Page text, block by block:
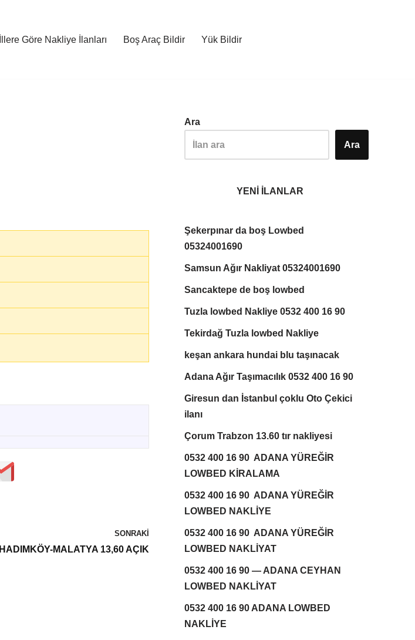
İllere Göre Nakliye İlanları Boş Araç Bildir Yük Bildir
SONRAKI
HADIMKÖY-MALATYA 13,60 AÇIK
Ara
Ara
YENİ İLANLAR
Şekerpınar da boş Lowbed
05324001690
Samsun Ağır Nakliyat 05324001690
Sancaktepe de boş lowbed
Tuzla lowbed Nakliye 0532 400 16 90
Tekirdağ Tuzla lowbed Nakliye
keşan ankara hundai blu taşınacak
Adana Ağır Taşımacılık 0532 400 16 90
Giresun dan İstanbul çoklu Oto Çekici
ilanı
Çorum Trabzon 13.60 tır nakliyesi
0532 400 16 90 ADANA YÜREĞİR
LOWBED KİRALAMA
0532 400 16 90 ADANA YÜREĞİR
LOWBED NAKLİYE
0532 400 16 90 ADANA YÜREĞİR
LOWBED NAKLİYAT
0532 400 16 90 — ADANA CEYHAN
LOWBED NAKLİYAT
0532 400 16 90 ADANA LOWBED
NAKLİYE